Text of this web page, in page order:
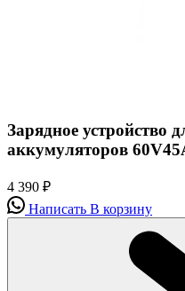
Зарядное устройство
аккумуляторов
4 390 ₽
Написать В корзину